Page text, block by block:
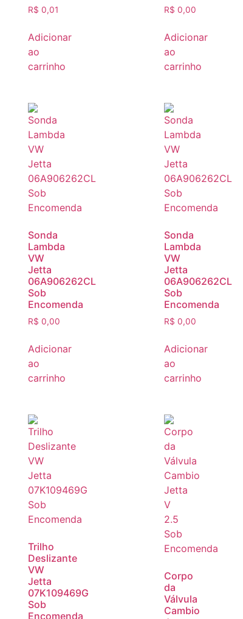
R$ 0,01
Adicionar
ao
carrinho
R$ 0,00
Adicionar
ao
carrinho
Sonda
Lambda
VW
Jetta
06A906262CL
Sob
Encomenda
R$ 0,00
Adicionar
ao
carrinho
Sonda
Lambda
VW
Jetta
06A906262CL
Sob
Encomenda
R$ 0,00
Adicionar
ao
carrinho
Trilho
Deslizante
VW
Jetta
07K109469G
Sob
Encomenda
Corpo
da
Válvula
Cambio